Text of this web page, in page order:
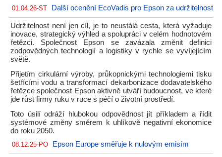
01.04.26-ST Další ocenění EcoVadis pro Epson za udržitelnost
Udržitelnost není jen cíl, je to neustálá cesta, která vyžaduje
inovace, strategický výhled a spolupráci v celém hodnotovém
řetězci. Společnost Epson se zavázala změnit definici
zodpovědných technologií a logistiky v rychle se vyvíjejícím
světě.
Přijetím cirkulární výroby, průkopnickými technologiemi tisku
šetřícími vodu a transformací dekarbonizace dodavatelského
řetězce společnost Epson aktivně utváří budoucnost, ve které
jde růst firmy ruku v ruce s péčí o životní prostředí.
Toto úsilí odráží hlubokou odpovědnost jít příkladem a řídit
systémové změny směrem k uhlíkově negativní ekonomice
do roku 2050.
08.12.25-PO Epson Europe směřuje k nulovým emisím